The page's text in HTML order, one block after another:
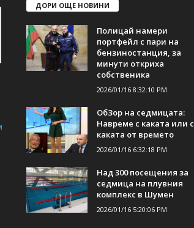
ДОРИ ОЩЕ НОВИНИ
Полицай намери
портфейл с пари на
бензиностанция, за
минути откриха
собственика
2026/01/16 8:32:10 PM
ОбЗор на седмицата:
Навреме с каката или с
каката от времето
2026/01/16 6:32:18 PM
Над 300 посещения за
седмица на плувния
комплекс в Шумен
2026/01/16 5:20:06 PM